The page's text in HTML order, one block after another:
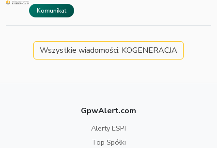
Komunikat
Wszystkie wiadomości: KOGENERACJA
GpwAlert.com
Alerty ESPI
Top Spółki